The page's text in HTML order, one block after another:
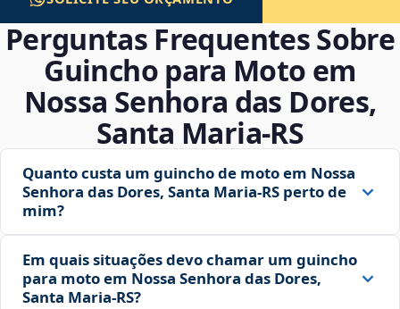
Perguntas Frequentes Sobre
Guincho para Moto em
Nossa Senhora das Dores,
Santa Maria‑RS
Quanto custa um guincho de moto em Nossa
Senhora das Dores, Santa Maria‑RS perto de
mim?
Em quais situações devo chamar um guincho
para moto em Nossa Senhora das Dores,
Santa Maria‑RS?